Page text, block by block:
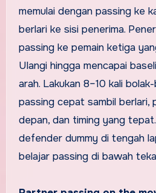
memulai dengan passing ke
berlari ke sisi penerima.
passing ke pemain ketiga
Ulangi hingga mencapai
arah. Lakukan 8–10 kali
passing cepat sambil berlari,
depan, dan timing yang
defender dummy di tengah
belajar passing di bawah